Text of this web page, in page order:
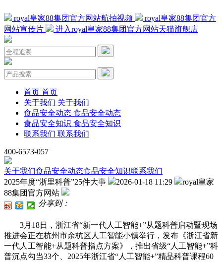
royal皇家88集团官方网站航拍视频
royal皇家88集团官方
网站宣传片
进入royal皇家88集团官方网站天猫旗舰店
首页 首页
关于我们 关于我们
食品安全动态 食品安全动态
食品安全知识 食品安全知识
联系我们 联系我们
400-6573-057
关于我们食品安全动态食品安全知识联系我们
2025年度“浙里科普”25件大事
2026-01-18 11:29
royal皇家
88集团官方网站
分享到：
3月18日，浙江省“新一代人工智能+”从题科普启动暨现场
推进会正在杭州市余杭区人工智能小镇举行，发布《浙江省新
一代人工智能+从题科普指点方案》，推出省级“人工智能+”科
普沉点勾当33个、2025年浙江省“人工智能+”精品科普课程60